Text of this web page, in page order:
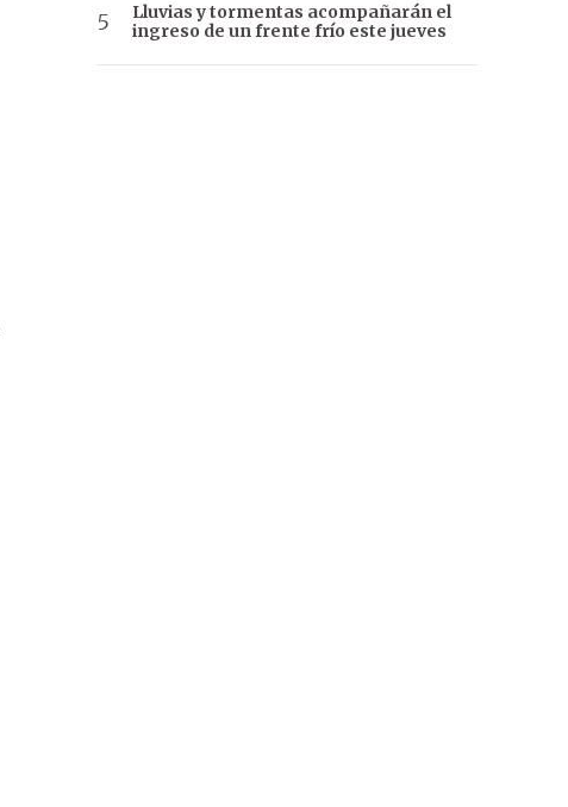
Lluvias y tormentas acompañarán el
ingreso de un frente frío este jueves